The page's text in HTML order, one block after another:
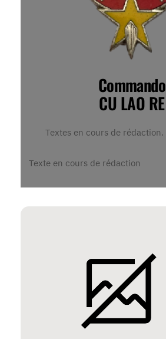
Commando
CU LAO RE
Textes en cours de rédaction.
Texte en cours de rédaction